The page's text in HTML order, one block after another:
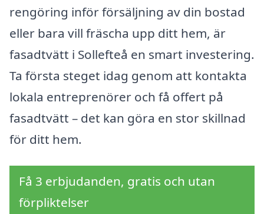
rengöring inför försäljning av din bostad
eller bara vill fräscha upp ditt hem, är
fasadtvätt i Sollefteå en smart investering.
Ta första steget idag genom att kontakta
lokala entreprenörer och få offert på
fasadtvätt – det kan göra en stor skillnad
för ditt hem.
Få 3 erbjudanden, gratis och utan
förpliktelser